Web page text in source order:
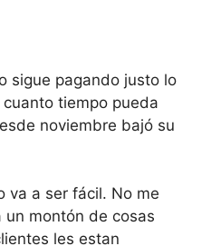
sigue pagando justo lo
tiempo pueda
noviembre bajó su
va a ser fácil. No me
montón de cosas
les estan